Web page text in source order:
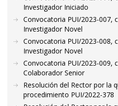
Investigador Iniciado
Convocatoria PUI/2023-007,
Investigador Novel
Convocatoria PUI/2023-008,
Investigador Novel
Convocatoria PUI/2023-009,
Colaborador Senior
Resolución del Rector por la
procedimiento PUI/2022-378